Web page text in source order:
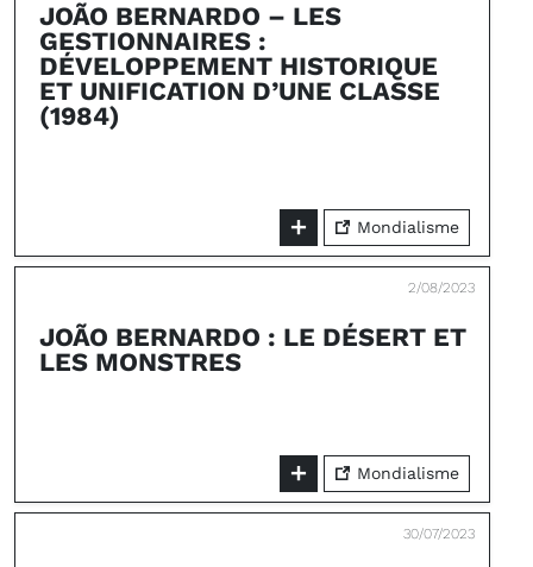
JOÃO BERNARDO – LES
GESTIONNAIRES :
DÉVELOPPEMENT HISTORIQUE
ET UNIFICATION D’UNE CLASSE
(1984)
Mondialisme
2/08/2023
JOÃO BERNARDO : LE DÉSERT ET
LES MONSTRES
Mondialisme
30/07/2023